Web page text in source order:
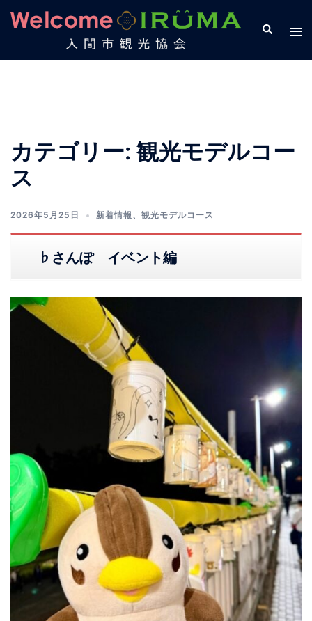
コ
ン
検
ト
カテゴリー: 観光モデルコー
ス
2026年5月25日 新着情報 、 観光モデルコース
♭さんぽ イベント編